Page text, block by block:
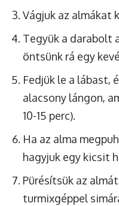
Vágjuk az almákat
Tegyük a darabolt
öntsünk rá egy
Fedjük le a lábast,
alacsony lángon,
10-15 perc).
Ha az alma
hagyjuk egy kicsit
Pürésítsük az
turmixgéppel